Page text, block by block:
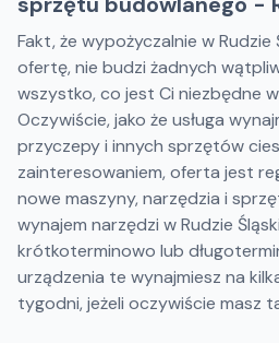
Fakt, że wypożyczalnie w Rudzie
ofertę, nie budzi żadnych
wszystko, co jest Ci niezbędne
Oczywiście, jako że usługa
przyczepy i innych sprzętów
zainteresowaniem, oferta jest
nowe maszyny, narzędzia i
wynajem narzędzi w Rudzie
krótkoterminowo lub
urządzenia te wynajmiesz na
tygodni, jeżeli oczywiście masz